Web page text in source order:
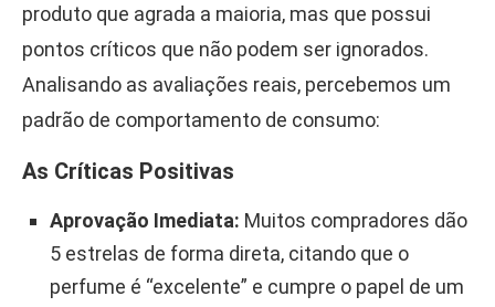
produto que agrada a maioria, mas que possui
pontos críticos que não podem ser ignorados.
Analisando as avaliações reais, percebemos um
padrão de comportamento de consumo:
As Críticas Positivas
Aprovação Imediata: Muitos compradores dão
5 estrelas de forma direta, citando que o
perfume é “excelente” e cumpre o papel de um